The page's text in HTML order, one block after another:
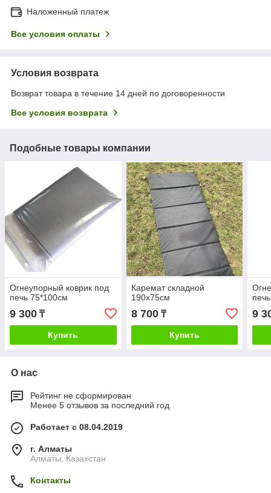
Наложенный платеж
Все условия оплаты
Условия возврата
Возврат товара в течение 14 дней по договоренности
Все условия возврата
Подобные товары компании
Огнеупорный коврик под
печь 75*100см
9 300 ₸
Купить
Каремат складной
190х75см
8 700₸
Купить
9
О нас
Рейтинг не сформирован
Менее 5 отзывов за последний год
Работает с 08.04.2019
г. Алматы
Алматы, Казахстан
Контакты